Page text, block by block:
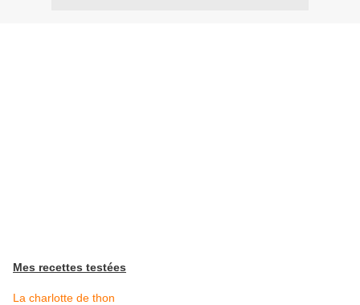
Mes recettes testées
La charlotte de thon